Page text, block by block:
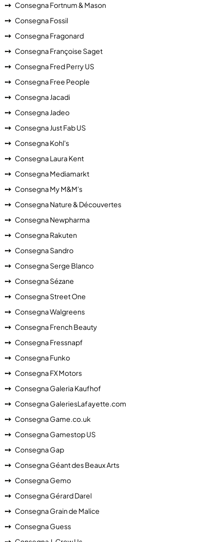
Consegna Fortnum & Mason
Consegna Fossil
Consegna Fragonard
Consegna Françoise Saget
Consegna Fred Perry US
Consegna Free People
Consegna Jacadi
Consegna Jadeo
Consegna Just Fab US
Consegna Kohl's
Consegna Laura Kent
Consegna Mediamarkt
Consegna My M&M's
Consegna Nature & Découvertes
Consegna Newpharma
Consegna Rakuten
Consegna Sandro
Consegna Serge Blanco
Consegna Sézane
Consegna Street One
Consegna Walgreens
Consegna French Beauty
Consegna Fressnapf
Consegna Funko
Consegna FX Motors
Consegna Galeria Kaufhof
Consegna GaleriesLafayette.com
Consegna Game.co.uk
Consegna Gamestop US
Consegna Gap
Consegna Géant des Beaux Arts
Consegna Gemo
Consegna Gérard Darel
Consegna Grain de Malice
Consegna Guess